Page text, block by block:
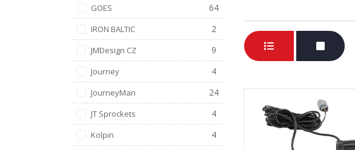
GOES 64
IRON BALTIC 2
JMDesign CZ 9
Journey 4
JourneyMan 24
JT Sprockets 4
Kolpin 4